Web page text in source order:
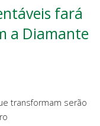
fará
a Diamante
transformam serão